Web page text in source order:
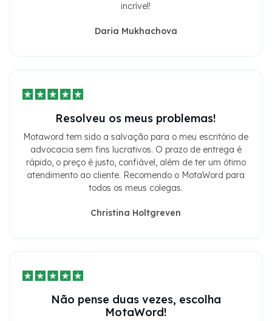
incrível!
Daria Mukhachova
Resolveu os meus problemas!
Motaword tem sido a salvação para o meu escritório de
advocacia sem fins lucrativos. O prazo de entrega é
rápido, o preço é justo, confiável, além de ter um ótimo
atendimento ao cliente. Recomendo o MotaWord para
todos os meus colegas.
Christina Holtgreven
Não pense duas vezes, escolha
MotaWord!